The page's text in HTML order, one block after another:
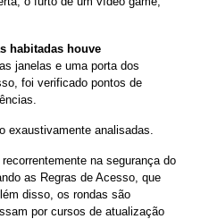
habitadas houve
janelas e uma porta dos
foi verificado pontos de
exaustivamente analisadas.
na segurança do
as Regras de Acesso, que
disso, os rondas são
por cursos de atualização